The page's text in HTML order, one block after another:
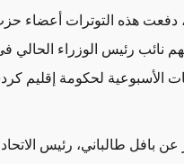
دفعت هذه التوترات أعضاء
نائب رئيس الوزراء الحالي
الأسبوعية لحكومة إقليم
بافل طالباني، رئيس